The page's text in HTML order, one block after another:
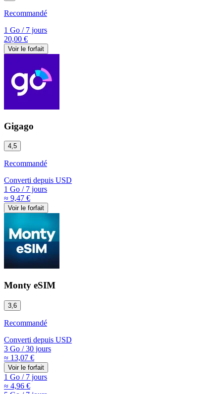
Recommandé
1 Go /7 jours
20,00 €
Voir le forfait
Gigago
4,5
Recommandé
Converti depuis USD
1 Go /7 jours
≈ 9,47 €
Voir le forfait
Monty eSIM
3,6
Recommandé
Converti depuis USD
3 Go /30 jours
≈ 13,07 €
Voir le forfait
1 Go /7 jours
≈ 4,96 €